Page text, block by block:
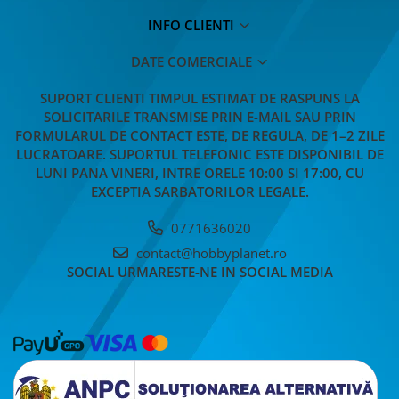
INFO CLIENTI
DATE COMERCIALE
SUPORT CLIENTI TIMPUL ESTIMAT DE RASPUNS LA
SOLICITARILE TRANSMISE PRIN E-MAIL SAU PRIN
FORMULARUL DE CONTACT ESTE, DE REGULA, DE 1–2 ZILE
LUCRATOARE. SUPORTUL TELEFONIC ESTE DISPONIBIL DE
LUNI PANA VINERI, INTRE ORELE 10:00 SI 17:00, CU
EXCEPTIA SARBATORILOR LEGALE.
0771636020
contact@hobbyplanet.ro
SOCIAL URMARESTE-NE IN SOCIAL MEDIA